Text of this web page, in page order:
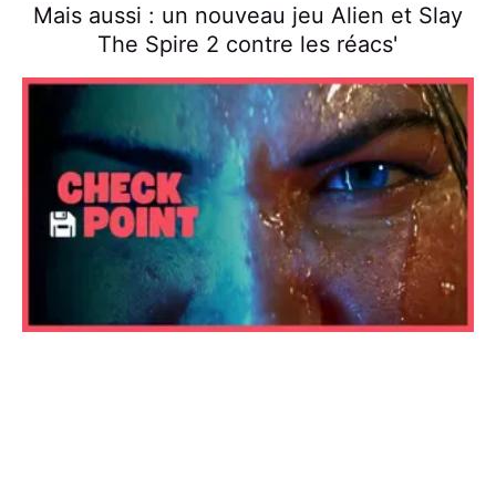
Mais aussi : un nouveau jeu Alien et Slay
The Spire 2 contre les réacs'